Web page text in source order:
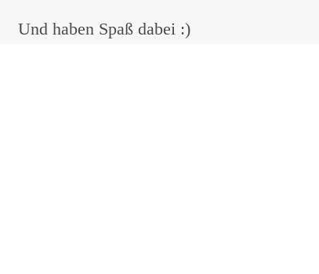
Und haben Spaß dabei :)